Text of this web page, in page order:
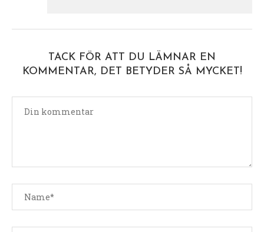
TACK FÖR ATT DU LÄMNAR EN
KOMMENTAR, DET BETYDER SÅ MYCKET!